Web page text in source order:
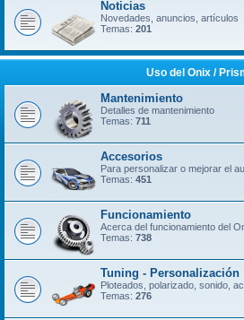
Noticias
Novedades, anuncios, artículos
Temas: 201
Uso del Onix /
Mantenimiento
Detalles de mantenimiento
Temas: 711
Accesorios
Para personalizar o mejorar el
Temas: 451
Funcionamiento
Acerca del funcionamiento del
Temas: 738
Tuning - Personalización
Ploteados, polarizado, sonido,
Temas: 276